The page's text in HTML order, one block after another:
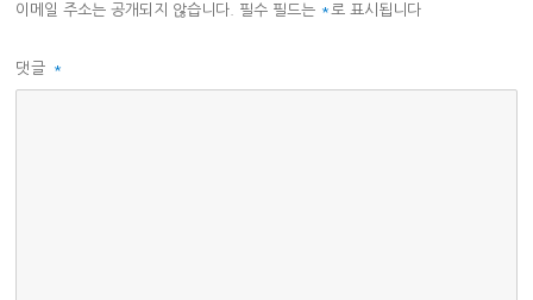
이메일 주소는 공개되지 않습니다. 필수 필드는 *로 표시됩니다
댓글 *